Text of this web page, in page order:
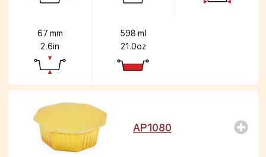
67 mm
2.6in
598 ml
21.0oz
AP1080